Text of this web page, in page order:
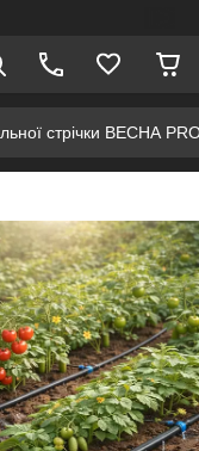
стрічки ВЕСНА